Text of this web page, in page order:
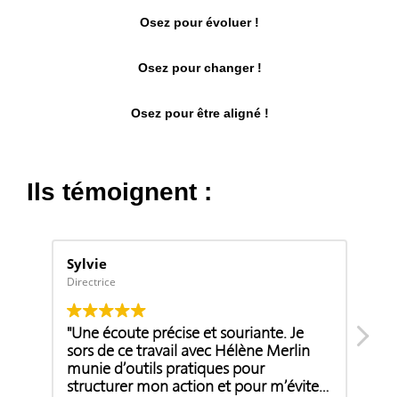
Osez pour évoluer !
Osez pour changer !
Osez pour être aligné !
Ils témoignent :
Sylvie
Directrice
"Une écoute précise et souriante. Je
sors de ce travail avec Hélène Merlin
munie d’outils pratiques pour
structurer mon action et pour m’éviter